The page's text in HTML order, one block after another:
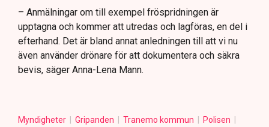
– Anmälningar om till exempel fröspridningen är
upptagna och kommer att utredas och lagföras, en del i
efterhand. Det är bland annat anledningen till att vi nu
även använder drönare för att dokumentera och säkra
bevis, säger Anna-Lena Mann.
Myndigheter Gripanden Tranemo kommun
Polisen